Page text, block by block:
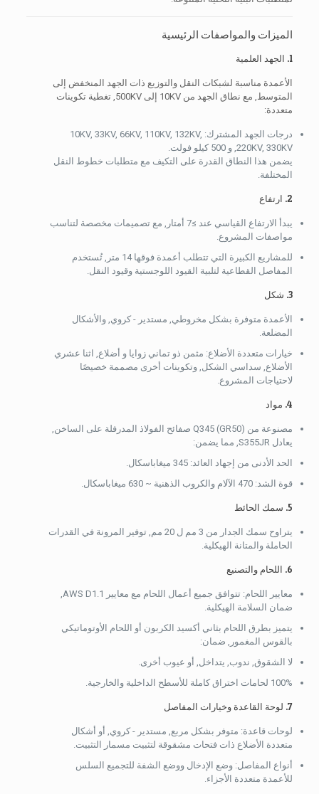
الميزات والمواصفات الرئيسية
1. الجهد العلمية
الأعمدة مناسبة لشبكات النقل والتوزيع ذات الجهد المنخفض إلى
المتوسط, مع نطاق الجهد من 10KV إلى 500KV, تغطية تكوينات
متعددة:
درجات الجهد المشترك: 10KV, 33KV, 66KV, 110KV, 132KV,
220KV, 330KV, و 500 كيلو فولت.
يضمن هذا النطاق القدرة على التكيف مع متطلبات خطوط النقل
المختلفة.
2. ارتفاع
يبدأ الارتفاع القياسي عند ≥7 أمتار, مع تصميمات مخصصة لتناسب
مواصفات المشروع.
للمشاريع الكبيرة التي تتطلب أعمدة فوقها 14 متر, تُستخدم
المفاصل القطاعية لتلبية القيود اللوجستية وقيود النقل.
3. شكل
الأعمدة متوفرة بشكل مخروطي, مستدير - كروي, والأشكال
المضلعة.
خيارات متعددة الأضلاع: مثمن ذو تماني زوايا و أضلاع, اثنا عشري
الأضلاع, سداسي الشكل, وتكوينات أخرى مصممة خصيصًا
لاحتياجات المشروع.
4. مواد
مصنوعة من Q345 (GR50) صفائح الفولاذ المدرفلة على الساخن,
يعادل S355JR, مما يضمن:
الحد الأدنى من إجهاد العائد: 345 ميغاباسكال.
قوة الشد: 470 الآلام والكروب الذهنية ~ 630 ميغاباسكال.
5. سمك الحائط
يتراوح سمك الجدار من 3 مم ل 20 مم, توفير المرونة في القدرات
الحاملة والمتانة الهيكلية.
6. اللحام والتصنيع
ضمان السلامة الهيكلية.
يتميز بطرق اللحام بثاني أكسيد الكربون أو اللحام الأوتوماتيكي
بالقوس المغمور, ضمان:
لا الشقوق, ندوب, يتداخل, أو عيوب أخرى.
100% لحامات اختراق كاملة للأسطح الداخلية والخارجية.
7. لوحة القاعدة وخيارات المفاصل
لوحات قاعدة: متوفر بشكل مربع, مستدير - كروي, أو أشكال
متعددة الأضلاع ذات فتحات مشقوقة لتثبيت مسمار التثبيت.
أنواع المفاصل: وضع الإدخال ووضع الشفة للتجميع السلس
للأعمدة متعددة الأجزاء.